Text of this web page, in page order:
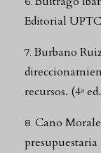
Editorial
Burbano
recursos. (4ª
Cano
presupuestaria